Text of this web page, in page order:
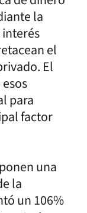
la
el
El
para
factor
una
la
un 106%